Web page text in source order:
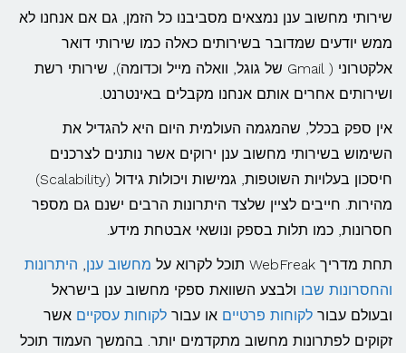
שירותי מחשוב ענן נמצאים מסביבנו כל הזמן, גם אם אנחנו לא
ממש יודעים שמדובר בשירותים כאלה כמו שירותי דואר
אלקטרוני ( Gmail של גוגל, וואלה מייל וכדומה), שירותי רשת
ושירותים אחרים אותם אנחנו מקבלים באינטרנט.
אין ספק בכלל, שהמגמה העולמית היום היא להגדיל את
השימוש בשירותי מחשוב ענן ירוקים אשר נותנים לצרכנים
חיסכון בעלויות השוטפות, גמישות ויכולות גידול (Scalability)
מהירות. חייבים לציין שלצד היתרונות הרבים ישנם גם מספר
חסרונות, כמו תלות בספק ונושאי אבטחת מידע.
תחת מדריך WebFreak תוכל לקרוא על
מחשוב ענן, היתרונות
והחסרונות שבו ולבצע השוואת ספקי מחשוב ענן בישראל
ובעולם עבור לקוחות פרטיים או עבור לקוחות עסקיים אשר
זקוקים לפתרונות מחשוב מתקדמים יותר. בהמשך העמוד תוכל